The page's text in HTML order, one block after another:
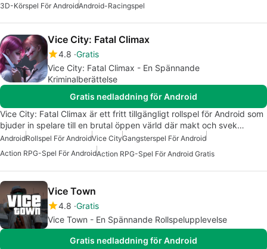
3D-Körspel För AndroidAndroid-Racingspel
Vice City: Fatal Climax
4.8 Gratis
Vice City: Fatal Climax - En Spännande
Kriminalberättelse
Gratis nedladdning för Android
Vice City: Fatal Climax är ett fritt tillgängligt rollspel för Android som
bjuder in spelare till en brutal öppen värld där makt och svek…
AndroidRollspel För AndroidVice CityGangsterspel För Android
Action RPG-Spel För AndroidAction RPG-Spel För Android Gratis
Vice Town
4.8 Gratis
Vice Town - En Spännande Rollspelupplevelse
Gratis nedladdning för Android